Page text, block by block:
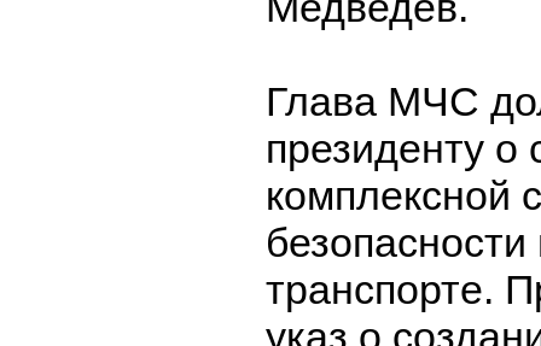
Глава МЧС
президенту о
комплексной
транспорте.
указ о